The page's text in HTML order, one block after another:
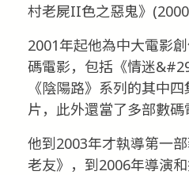
村老屍II色之惡鬼》(2000)
2001年起他為中大電影
碼電影，包括《情迷
《陰陽路》系列的其中
片，此外還當了多部數碼
他到2003年才執導第一
老友》，到2006年導演